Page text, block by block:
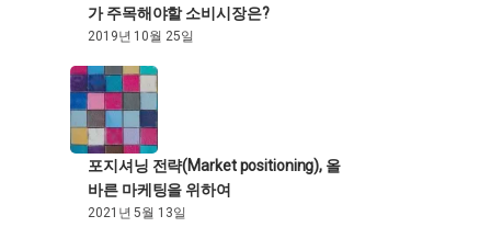
가 주목해야할 소비시장은?
2019년 10월 25일
포지셔닝 전략(Market positioning), 올
바른 마케팅을 위하여
2021년 5월 13일